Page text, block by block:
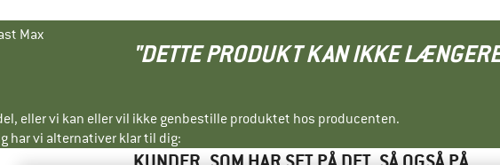
Max
"DETTE PRODUKT KAN IKKE
eller vi kan eller vil ikke genbestille produktet hos producenten.
har vi alternativer klar til dig: